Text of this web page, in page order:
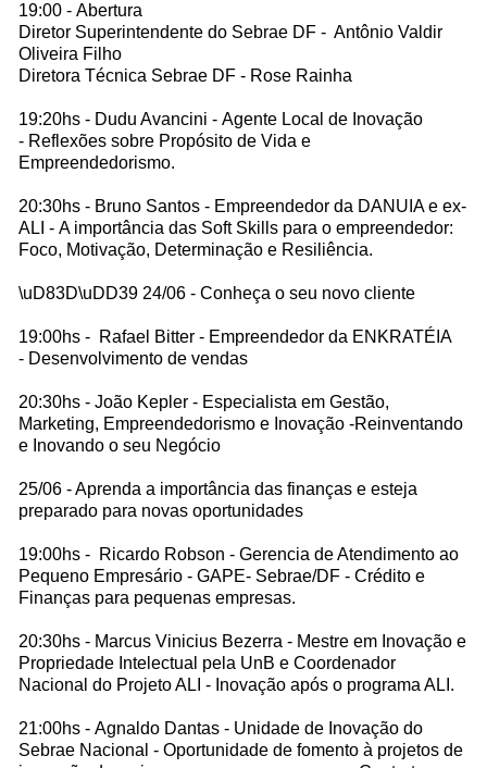
19:00 - Abertura
Diretor Superintendente do Sebrae DF - Antônio Valdir
Oliveira Filho
Diretora Técnica Sebrae DF - Rose Rainha
19:20hs - Dudu Avancini - Agente Local de Inovação
- Reflexões sobre Propósito de Vida e
Empreendedorismo.
20:30hs - Bruno Santos - Empreendedor da DANUIA e ex-
ALI - A importância das Soft Skills para o empreendedor:
Foco, Motivação, Determinação e Resiliência.
\uD83D\uDD39 24/06 - Conheça o seu novo cliente
19:00hs - Rafael Bitter - Empreendedor da ENKRATÉIA
- Desenvolvimento de vendas
20:30hs - João Kepler - Especialista em Gestão,
Marketing, Empreendedorismo e Inovação -Reinventando
e Inovando o seu Negócio
25/06 - Aprenda a importância das finanças e esteja
preparado para novas oportunidades
19:00hs - Ricardo Robson - Gerencia de Atendimento ao
Pequeno Empresário - GAPE- Sebrae/DF - Crédito e
Finanças para pequenas empresas.
20:30hs - Marcus Vinicius Bezerra - Mestre em Inovação e
Propriedade Intelectual pela UnB e Coordenador
Nacional do Projeto ALI - Inovação após o programa ALI.
21:00hs - Agnaldo Dantas - Unidade de Inovação do
Sebrae Nacional - Oportunidade de fomento à projetos de